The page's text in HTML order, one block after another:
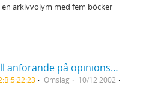
arkivvolym med fem böcker
Manuskript till anförande på opinionsmöte på de mänskliga rättigheternas dag mot USA:s krigshot mot Irak i ABF-huset Stockholm
Omslag
10/12 2002